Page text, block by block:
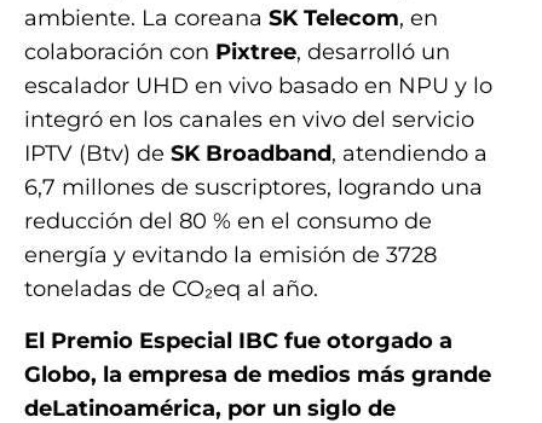
ambiente. La coreana SK Telecom, en
colaboración con Pixtree, desarrolló un
escalador UHD en vivo basado en NPU y lo
integró en los canales en vivo del servicio
IPTV (Btv) de SK Broadband, atendiendo a
6,7 ​​millones de suscriptores, logrando una
reducción del 80 % en el consumo de
energía y evitando la emisión de 3728
toneladas de CO₂eq al año.
El Premio Especial IBC fue otorgado a
Globo, la empresa de medios más grande
deLatinoamérica, por un siglo de